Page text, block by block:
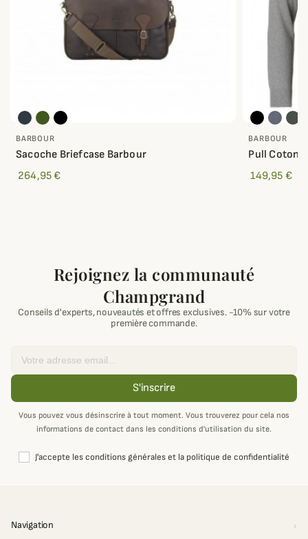
BARBOUR
Sacoche Briefcase Barbour
264,95 €
BARBOUR
Pull Coton
149,95 €
Rejoignez la communauté
Champgrand
Conseils d'experts, nouveautés et offres exclusives. -10% sur votre
première commande.
S'inscrire
Vous pouvez vous désinscrire à tout moment. Vous trouverez pour cela nos
informations de contact dans les conditions d'utilisation du site.
J'accepte les conditions générales et la politique de confidentialité
Navigation